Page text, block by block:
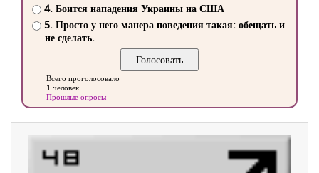
4. Боится нападения Украины на США
5. Просто у него манера поведения такая: обещать и
не сделать.
Всего проголосовало
1 человек
Прошлые опросы